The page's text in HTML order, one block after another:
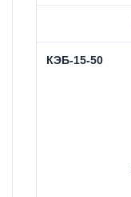
КЭБ-15-50